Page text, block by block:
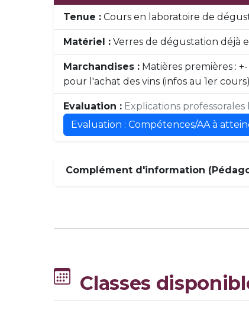
Tenue : Cours en laboratoire de
Matériel : Verres de dégustation déjà
Marchandises : Matières premières :
pour l'achat des vins (infos au 1er
Evaluation : Explications
Evaluation : Compétences/AA à
Complément d'information
Classes